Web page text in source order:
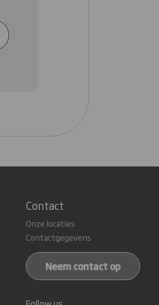
Contact
Onze locaties
Contactgegevens
Neem contact op